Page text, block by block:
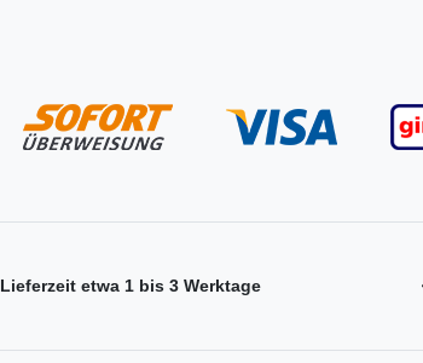
Lieferzeit etwa 1 bis 3 Werktage